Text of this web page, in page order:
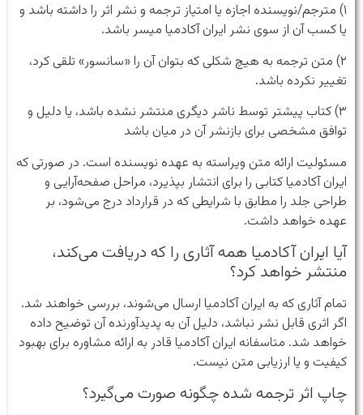
۱) مترجم/نویسنده اجازه یا امتیاز ترجمه و نشر اثر را داشته باشد و
یا کسب آن از سوی نشر ایران آکادمیا میسر باشد.
۲) متن ترجمه به هیچ شکلی که بتوان آن را «سانسور» تلقی کرد،
تغییر نکرده باشد.
۳) کتاب پیشتر توسط ناشر دیگری منتشر نشده باشد، یا دلیل و
توافق مشخصی برای بازنشر آن در میان باشد
مسئولیت ارائه متن ویراسته به عهده نویسنده است. در صورتی که
ایران آکادمیا کتابی را برای انتشار بپذیرد، مراحل صفحه‌آرایی و
طراحی جلد را مطابق با شرایطی که در قرارداد درج می‌شود، بر
عهده خواهد داشت.
آیا ایران آکادمیا همه آثاری را که دریافت می‌کند،
منتشر خواهد کرد؟
تمام آثاری که به ایران آکادمیا ارسال می‌شوند، بررسی خواهند شد.
اگر اثری قابل نشر نباشد، دلیل آن به پدیدآورنده آن توضیح داده
خواهد شد. متاسفانه ایران آکادمیا قادر به ارائه مشاوره برای بهبود
کیفیت و یا ارزیابی متن نیست.
چاپ اثر ترجمه شده چگونه صورت می‌گیرد؟